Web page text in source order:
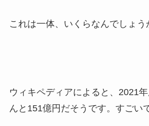
これは一体、いくらなんでしょう
ウィキペディアによると、2021
んと 151億円 だそうです。すごい